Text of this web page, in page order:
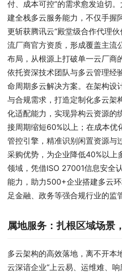
付、成本可控”的需求愈发迫切
建全栈多云服务能力，不仅手握
更斩获腾讯云“殿堂级合作代理
流厂商官方资质，形成覆盖主流
布局，从根源上打破单一云厂商
依托资深技术团队与多云管理经
命周期多云解决方案。在架构设
与合规需求，打造定制化多云架
化适配能力，实现异构云资源的
接周期缩短60%以上；在成本优
管控引擎，精准识别闲置资源与
采购优势，为企业降低40%以上
领域，凭借ISO 27001信息安全
能力，助力500+企业搭建多云
足金融、政务等强合规行业的监
属地服务：扎根区域场景
多云架构的高效落地，离不开本
云深谙企业“上云易、运维难、